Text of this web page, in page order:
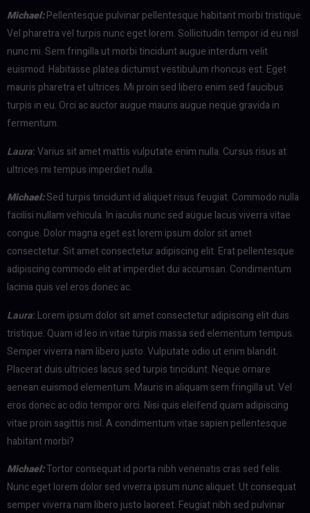
Michael:Pellentesque pulvinar pellentesque habitant morbi tristique.
Vel pharetra vel turpis nunc eget lorem. Sollicitudin tempor id eu nisl
nunc mi. Sem fringilla ut morbi tincidunt augue interdum velit
euismod. Habitasse platea dictumst vestibulum rhoncus est. Eget
mauris pharetra et ultrices. Mi proin sed libero enim sed faucibus
turpis in eu. Orci ac auctor augue mauris augue neque gravida in
fermentum.
Laura:Varius sit amet mattis vulputate enim nulla. Cursus risus at
ultrices mi tempus imperdiet nulla.
Michael:Sed turpis tincidunt id aliquet risus feugiat. Commodo nulla
facilisi nullam vehicula. In iaculis nunc sed augue lacus viverra vitae
congue. Dolor magna eget est lorem ipsum dolor sit amet
consectetur. Sit amet consectetur adipiscing elit. Erat pellentesque
adipiscing commodo elit at imperdiet dui accumsan. Condimentum
lacinia quis vel eros donec ac.
Laura: Lorem ipsum dolor sit amet consectetur adipiscing elit duis
tristique. Quam id leo in vitae turpis massa sed elementum tempus.
Semper viverra nam libero justo. Vulputate odio ut enim blandit.
Placerat duis ultricies lacus sed turpis tincidunt. Neque ornare
aenean euismod elementum. Mauris in aliquam sem fringilla ut. Vel
eros donec ac odio tempor orci. Nisi quis eleifend quam adipiscing
vitae proin sagittis nisl. A condimentum vitae sapien pellentesque
habitant morbi?
Michael:Tortor consequat id porta nibh venenatis cras sed felis.
Nunc eget lorem dolor sed viverra ipsum nunc aliquet. Ut consequat
semper viverra nam libero justo laoreet. Feugiat nibh sed pulvinar